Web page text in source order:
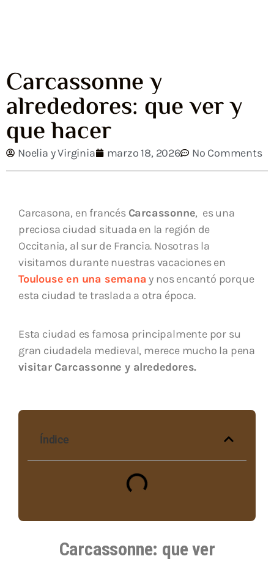
Carcassonne y
alrededores: que ver y
que hacer
Noelia y Virginia marzo 18, 2026 No Comments
Carcasona, en francés Carcassonne, es una
preciosa ciudad situada en la región de
Occitania, al sur de Francia. Nosotras la
visitamos durante nuestras vacaciones en
Toulouse en una semana y nos encantó porque
esta ciudad te traslada a otra época.
Esta ciudad es famosa principalmente por su
gran ciudadela medieval, merece mucho la pena
visitar Carcassonne y alrededores.
Índice
Carcassonne: que ver